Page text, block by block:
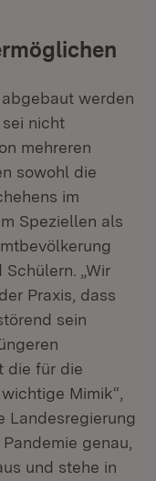
werden
nicht
mehreren
sowohl die
im
Speziellen als
„Wir
Praxis, dass
sein
die für die
Mimik“,
Landesregierung
genau,
und stehe in